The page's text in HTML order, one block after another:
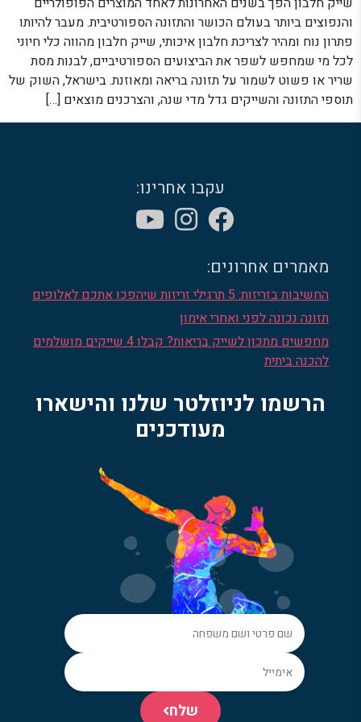
והנפוצים ביותר בעולם הכושר והתזונה הספורטיבית. מעבר להיותו
פתרון נוח ומהיר לצריכת חלבון איכותי, שייק חלבון מהווה כלי חיוני
לכל מי שמחפש לשפר את הביצועים הספורטיביים, לבנות מסת
שריר או פשוט לשמור על תזונה בריאה ומאוזנת. בישראל, השוק של
תוספי התזונה והשייקים גדל מדי שנה, והצרכנים מוצאים […]
עקבו אחרינו:
מאמרים אחרונים:
החשיבות בזריזות: 5 תרגילי זריזות שיהפכו אתכם לאלופים
תזונה נכונה לפני ואחרי אימון
מחפשים מתכון לשייק בריאות? קבלו 4 שייקים מושלמים
להכנה ביתית
הרשמו לניוזלטר שלנו והישארו
מעודכנים
שלח